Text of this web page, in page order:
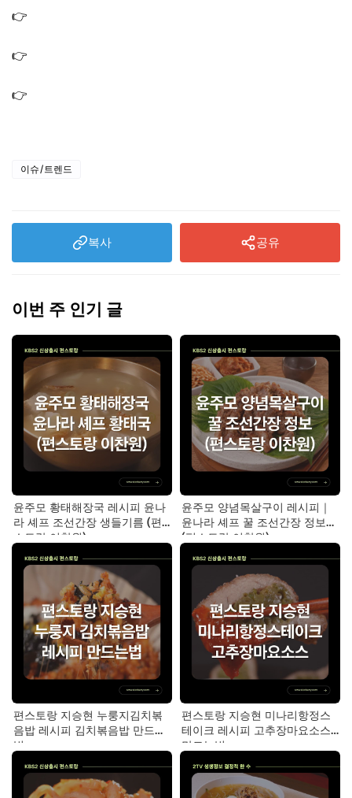
👉
👉
👉
이슈/트렌드
복사 공유
이번 주 인기 글
윤주모 황태해장국 레시피 윤나
라 셰프 조선간장 생들기름 (편
스토랑 이찬원)
윤주모 양념목살구이 레시피｜
윤나라 셰프 꿀 조선간장 정보
(편스토랑 이찬원)
편스토랑 지승현 누룽지김치볶
음밥 레시피 김치볶음밥 만드는
법
편스토랑 지승현 미나리항정스
테이크 레시피 고추장마요소스
만드는법